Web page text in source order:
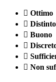
 Ottimo
 Distinto
 Buono


 Non